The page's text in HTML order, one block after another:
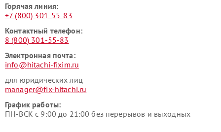
Горячая линия:
+7 (800) 301-55-83
Контактный телефон:
8 (800) 301-55-83
Электронная почта:
info@hitachi-fixim.ru
для юридических лиц
manager@fix-hitachi.ru
График работы:
ПН-ВСК с 9:00 до 21:00 без перерывов и выходных